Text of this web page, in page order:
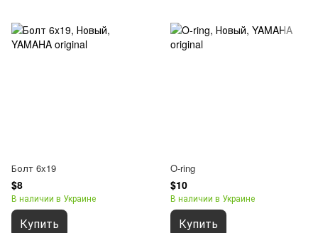
Болт 6x19
$8
В наличии в Украине
Купить
O-ring
$10
В наличии в Украине
Купить